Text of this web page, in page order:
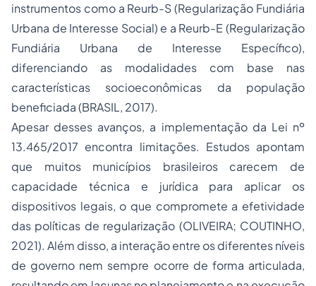
instrumentos como a Reurb-S (Regularização Fundiária
Urbana de Interesse Social) e a Reurb-E (Regularização
Fundiária Urbana de Interesse Específico),
diferenciando as modalidades com base nas
características socioeconômicas da população
beneficiada (BRASIL, 2017).
Apesar desses avanços, a implementação da Lei nº
13.465/2017 encontra limitações. Estudos apontam
que muitos municípios brasileiros carecem de
capacidade técnica e jurídica para aplicar os
dispositivos legais, o que compromete a efetividade
das políticas de regularização (OLIVEIRA; COUTINHO,
2021). Além disso, a interação entre os diferentes níveis
de governo nem sempre ocorre de forma articulada,